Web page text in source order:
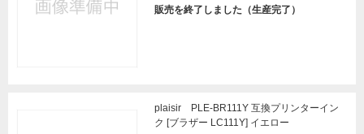
販売を終了しました（生産完了）
plaisir PLE-BR111Y 互換プリンターイン
ク [ブラザー LC111Y] イエロー